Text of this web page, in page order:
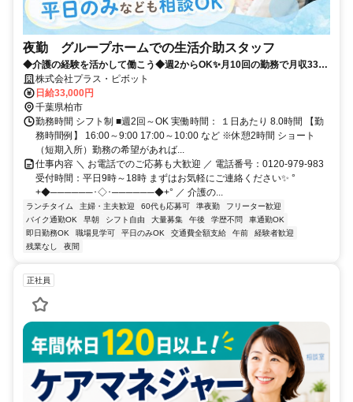
夜勤 グループホームでの生活介助スタッフ
◆介護の経験を活かして働こう◆週2からOK✨月10回の勤務で月収33万
以上！プラス・ピボット独自の福利厚生が多数！
株式会社プラス・ピボット
日給33,000円
千葉県柏市
勤務時間 シフト制 ■週2回～OK 実働時間： １日あたり 8.0時間 【勤
務時間例】 16:00～9:00 17:00～10:00 など ※休憩2時間 ショート
（短期入所）勤務の希望があれば...
仕事内容 ＼ お電話でのご応募も大歓迎 ／ 電話番号：0120-979-983
受付時間：平日9時～18時 まずはお気軽にご連絡ください✨ °
+◆──────･◇･──────◆+° ／ 介護の...
ランチタイム 主婦・主夫歓迎 60代も応募可 準夜勤
フリーター歓迎
バイク通勤OK
早朝 シフト自由 大量募集 午後 学歴不問
車通勤OK
即日勤務OK
職場見学可 平日のみOK 交通費全額支給 午前
経験者歓迎
残業なし
夜間
正社員